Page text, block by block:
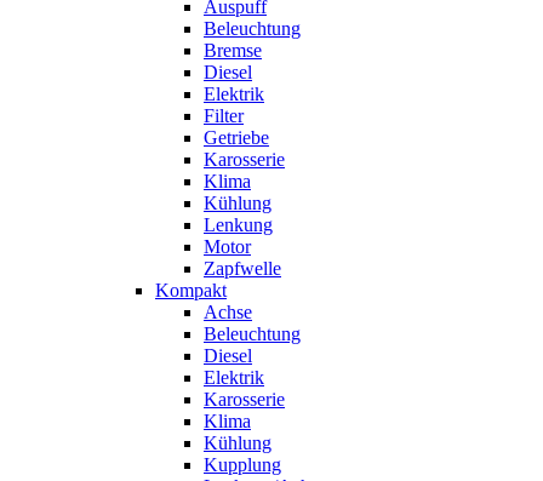
Auspuff
Beleuchtung
Bremse
Diesel
Elektrik
Filter
Getriebe
Karosserie
Klima
Kühlung
Lenkung
Motor
Zapfwelle
Kompakt
Achse
Beleuchtung
Diesel
Elektrik
Karosserie
Klima
Kühlung
Kupplung